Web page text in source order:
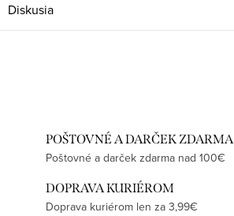
Diskusia
POŠTOVNÉ A DARČEK ZDARMA
Poštovné a darček zdarma nad 100€
DOPRAVA KURIÉROM
Doprava kuriérom len za 3,99€